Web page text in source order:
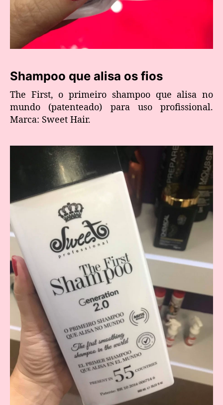
Shampoo que alisa os fios
The First, o primeiro shampoo que alisa no
mundo (patenteado) para uso profissional.
Marca: Sweet Hair.